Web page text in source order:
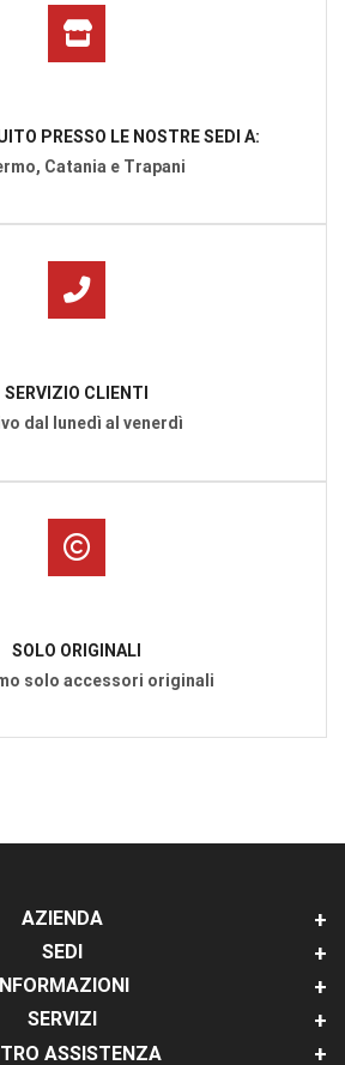
PRESSO LE NOSTRE SEDI A:
Catania e Trapani
SERVIZIO CLIENTI
dal lunedì al venerdì
SOLO ORIGINALI
solo accessori originali
AZIENDA
SEDI
INFORMAZIONI
SERVIZI
ASSISTENZA